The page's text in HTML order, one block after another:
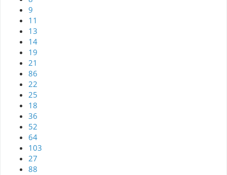
9
11
13
14
19
21
86
22
25
18
36
52
64
103
27
88